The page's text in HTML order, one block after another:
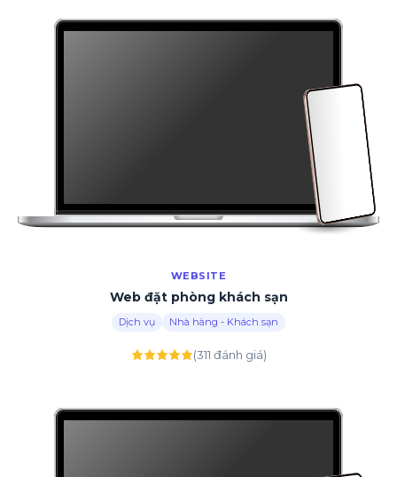
WEBSITE
Web đặt phòng khách sạn
Dịch vụ Nhà hàng - Khách sạn
(311 đánh giá)